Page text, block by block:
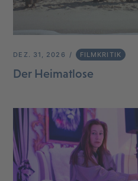
DEZ. 31, 2026 FILMKRITIK
Der Heimatlose